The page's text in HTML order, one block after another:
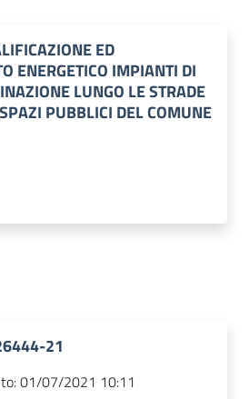
ED
ENERGETICO IMPIANTI DI
LUNGO LE STRADE
PUBBLICI DEL COMUNE
21
01/07/2021 10:11